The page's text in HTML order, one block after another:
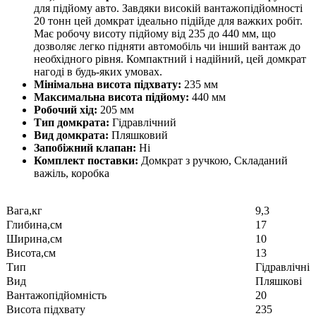
для підйому авто. Завдяки високій вантажопідйомності
20 тонн цей домкрат ідеально підійде для важких робіт.
Має робочу висоту підйому від 235 до 440 мм, що
дозволяє легко підняти автомобіль чи інший вантаж до
необхідного рівня. Компактний і надійний, цей домкрат
нагоді в будь-яких умовах.
Мінімальна висота підхвату: 235 мм
Максимальна висота підйому: 440 мм
Робочий хід: 205 мм
Тип домкрата: Гідравлічний
Вид домкрата: Пляшковий
Запобіжний клапан: Ні
Комплект поставки: Домкрат з ручкою, Складаний
важіль, коробка
Вага,кг
9,3
Глибина,см
17
Ширина,см
10
Висота,см
13
Тип
Гідравлічні
Вид
Пляшкові
Вантажопідйомність
20
Висота підхвату
235